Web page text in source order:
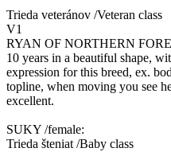
Trieda veteránov /Veteran class
V1
RYAN OF NORTHERN
10 years in a beautiful shape,
expression for this breed, ex.
topline, when moving you see
excellent.
SUKY /female:
Trieda šteniat /Baby class